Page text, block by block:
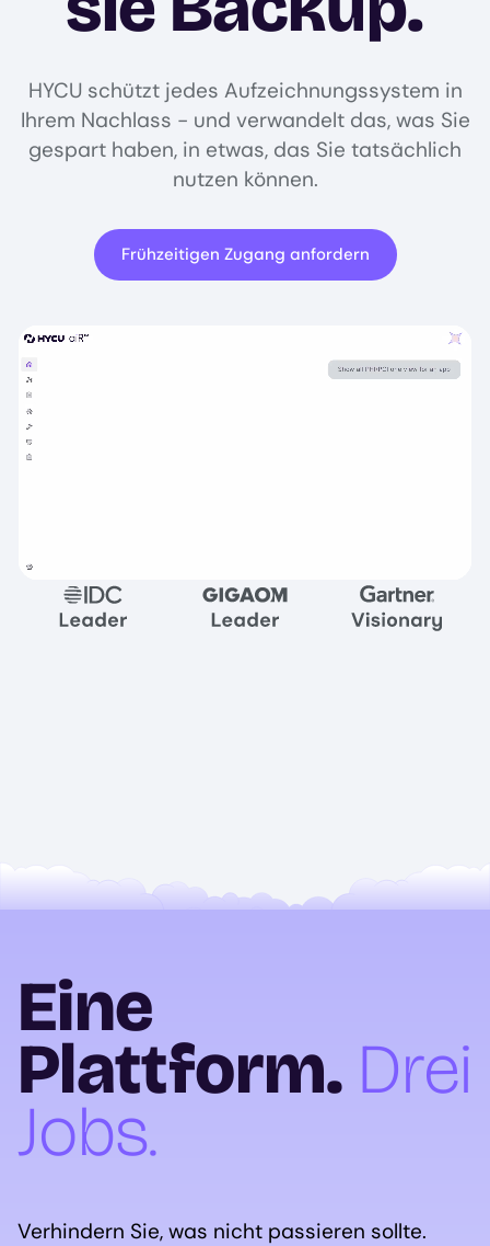
HYCU schützt jedes Aufzeichnungssystem in
Ihrem Nachlass - und verwandelt das, was Sie
gespart haben, in etwas, das Sie tatsächlich
nutzen können.
Frühzeitigen Zugang anfordern
Eine
Plattform. Drei
Jobs.
Verhindern Sie, was nicht passieren sollte.